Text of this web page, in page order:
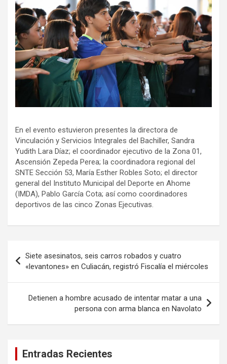
En el evento estuvieron presentes la directora de
Vinculación y Servicios Integrales del Bachiller, Sandra
Yudith Lara Díaz; el coordinador ejecutivo de la Zona 01,
Ascensión Zepeda Perea; la coordinadora regional del
SNTE Sección 53, María Esther Robles Soto; el director
general del Instituto Municipal del Deporte en Ahome
(IMDA), Pablo García Cota; así como coordinadores
deportivos de las cinco Zonas Ejecutivas.
de
entradas
Siete asesinatos, seis carros robados y cuatro
«levantones» en Culiacán, registró Fiscalía el miércoles
Detienen a hombre acusado de intentar matar a una
persona con arma blanca en Navolato
Entradas Recientes